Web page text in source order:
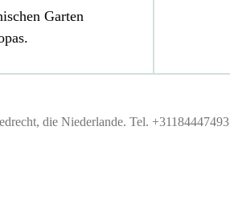
Garten
die Niederlande. Tel. +31184447493